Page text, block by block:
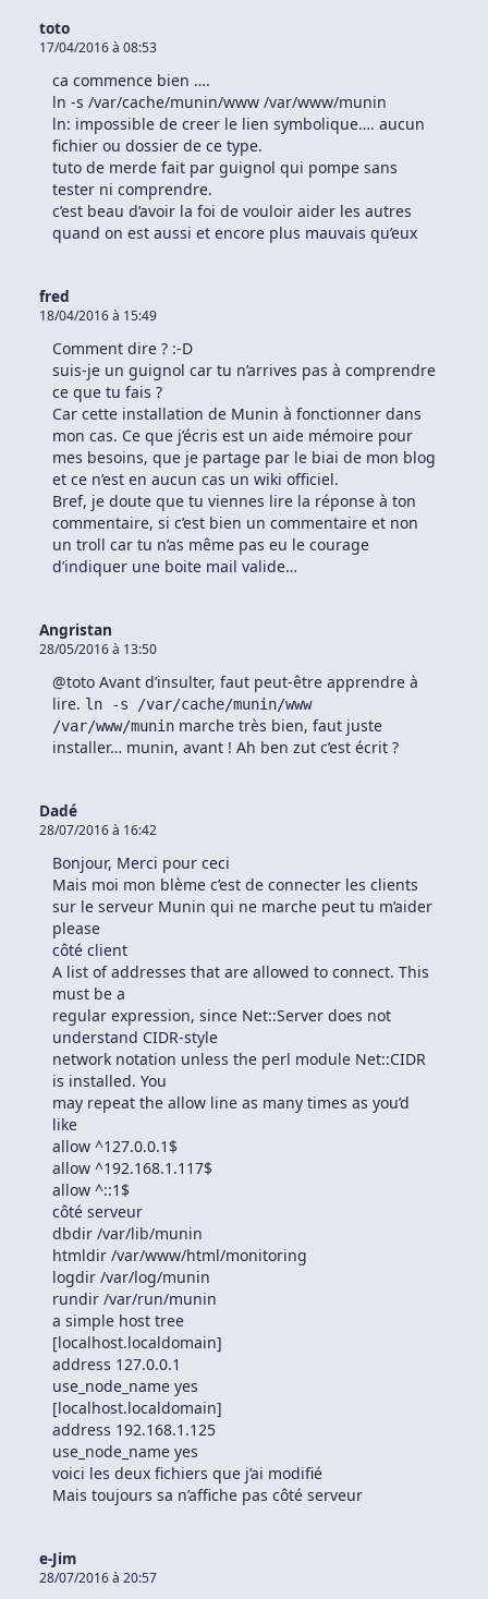
toto
17/04/2016 à 08:53
ca commence bien ….
ln -s /var/cache/munin/www /var/www/munin
ln: impossible de creer le lien symbolique…. aucun
fichier ou dossier de ce type.
tuto de merde fait par guignol qui pompe sans
tester ni comprendre.
c’est beau d’avoir la foi de vouloir aider les autres
quand on est aussi et encore plus mauvais qu’eux
fred
18/04/2016 à 15:49
Comment dire ? :-D
suis-je un guignol car tu n’arrives pas à comprendre
ce que tu fais ?
Car cette installation de Munin à fonctionner dans
mon cas. Ce que j’écris est un aide mémoire pour
mes besoins, que je partage par le biai de mon blog
et ce n’est en aucun cas un wiki officiel.
Bref, je doute que tu viennes lire la réponse à ton
commentaire, si c’est bien un commentaire et non
un troll car tu n’as même pas eu le courage
d’indiquer une boite mail valide…
Angristan
28/05/2016 à 13:50
@toto Avant d’insulter, faut peut-être apprendre à
lire. ln -s /var/cache/munin/www
/var/www/munin marche très bien, faut juste
installer… munin, avant ! Ah ben zut c’est écrit ?
Dadé
28/07/2016 à 16:42
Bonjour, Merci pour ceci
Mais moi mon blème c’est de connecter les clients
sur le serveur Munin qui ne marche peut tu m’aider
please
côté client
A list of addresses that are allowed to connect. This
must be a
regular expression, since Net::Server does not
understand CIDR-style
network notation unless the perl module Net::CIDR
is installed. You
may repeat the allow line as many times as you’d
like
allow ^127.0.0.1$
allow ^192.168.1.117$
allow ^::1$
côté serveur
dbdir /var/lib/munin
htmldir /var/www/html/monitoring
logdir /var/log/munin
rundir /var/run/munin
a simple host tree
[localhost.localdomain]
address 127.0.0.1
use_node_name yes
[localhost.localdomain]
address 192.168.1.125
use_node_name yes
voici les deux fichiers que j’ai modifié
Mais toujours sa n’affiche pas côté serveur
e-Jim
28/07/2016 à 20:57